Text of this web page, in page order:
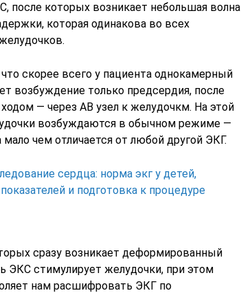
после которых возникает небольшая волна
которая одинакова во всех
скорее всего у пациента однокамерный
возбуждение только предсердия, после
— через АВ узел к желудочкм. На этой
возбуждаются в обычном режиме —
чем отличается от любой другой ЭКГ.
сердца: норма экг у детей,
и подготовка к процедуре
сразу возникает деформированный
ЭКС стимулирует желудочки, при этом
нам расшифровать ЭКГ по